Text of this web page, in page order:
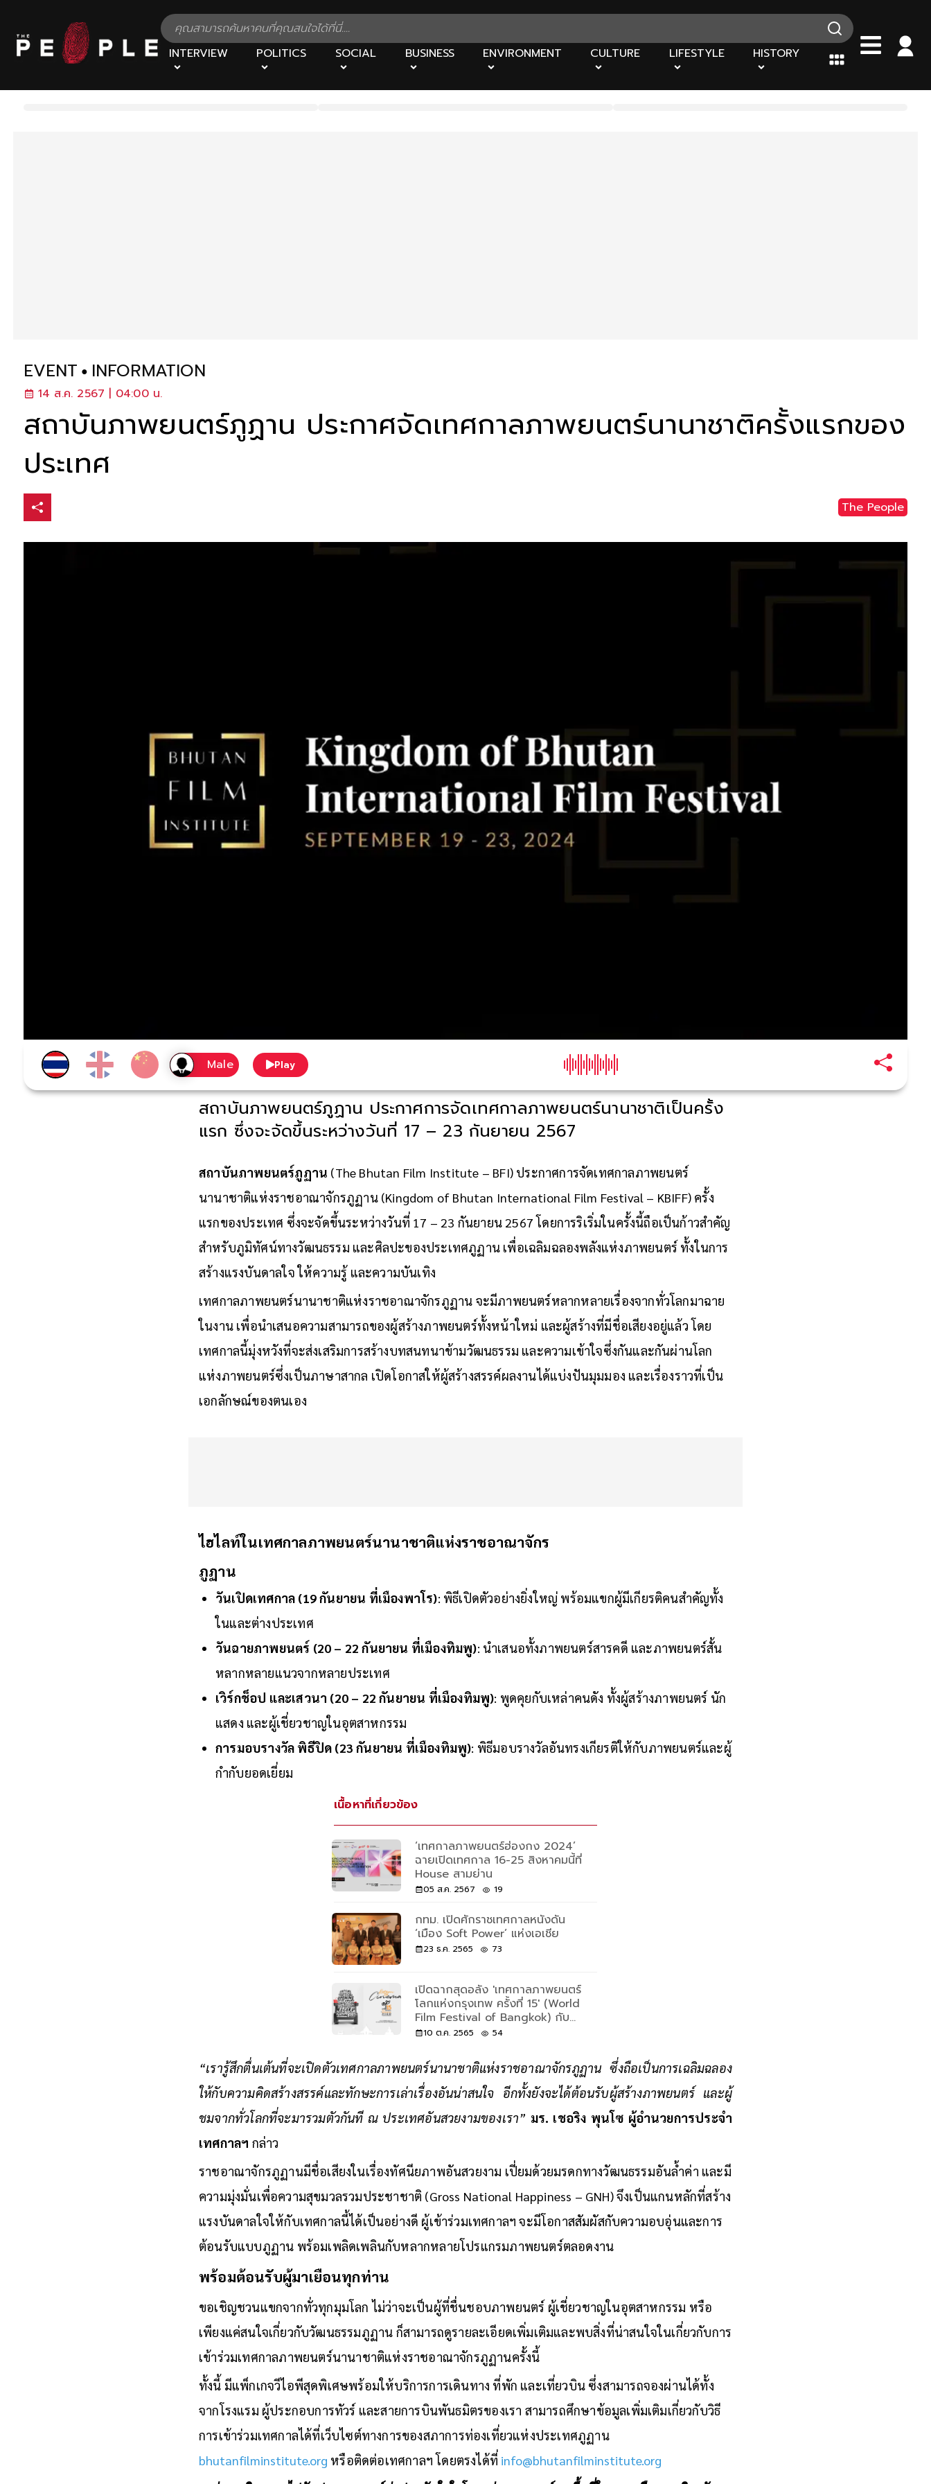
INTERVIEW POLITICS SOCIAL BUSINESS ENVIRONMENT CULTURE LIFESTYLE HISTORY
EVENT INFORMATION
14 ส.ค. 2567 | 04:00 น.
สถาบันภาพยนตร์ภูฏาน ประกาศจัดเทศกาลภาพยนตร์นานาชาติครั้งแรกของ
ประเทศ
The People
Play
สถาบันภาพยนตร์ภูฏาน ประกาศการจัดเทศกาลภาพยนตร์นานาชาติเป็นครั้ง
แรก ซึ่งจะจัดขึ้นระหว่างวันที่ 17 – 23 กันยายน 2567
สถาบันภาพยนตร์ภูฏาน (The Bhutan Film Institute – BFI) ประกาศการจัดเทศกาลภาพยนตร์
นานาชาติแห่งราชอาณาจักรภูฏาน (Kingdom of Bhutan International Film Festival – KBIFF) ครั้ง
แรกของประเทศ ซึ่งจะจัดขึ้นระหว่างวันที่ 17 – 23 กันยายน 2567 โดยการริเริ่มในครั้งนี้ถือเป็นก้าวสำคัญ
สำหรับภูมิทัศน์ทางวัฒนธรรม และศิลปะของประเทศภูฏาน เพื่อเฉลิมฉลองพลังแห่งภาพยนตร์ ทั้งในการ
สร้างแรงบันดาลใจ ให้ความรู้ และความบันเทิง
เทศกาลภาพยนตร์นานาชาติแห่งราชอาณาจักรภูฏาน จะมีภาพยนตร์หลากหลายเรื่องจากทั่วโลกมาฉาย
ในงาน เพื่อนำเสนอความสามารถของผู้สร้างภาพยนตร์ทั้งหน้าใหม่ และผู้สร้างที่มีชื่อเสียงอยู่แล้ว โดย
เทศกาลนี้มุ่งหวังที่จะส่งเสริมการสร้างบทสนทนาข้ามวัฒนธรรม และความเข้าใจซึ่งกันและกันผ่านโลก
แห่งภาพยนตร์ซึ่งเป็นภาษาสากล เปิดโอกาสให้ผู้สร้างสรรค์ผลงานได้แบ่งปันมุมมอง และเรื่องราวที่เป็น
เอกลักษณ์ของตนเอง
ไฮไลท์ในเทศกาลภาพยนตร์นานาชาติแห่งราชอาณาจักร
ภูฏาน
วันเปิดเทศกาล (19 กันยายน ที่เมืองพาโร): พิธีเปิดตัวอย่างยิ่งใหญ่ พร้อมแขกผู้มีเกียรติคนสำคัญทั้ง
ในและต่างประเทศ
วันฉายภาพยนตร์ (20 – 22 กันยายน ที่เมืองทิมพู): นำเสนอทั้งภาพยนตร์สารคดี และภาพยนตร์สั้น
หลากหลายแนวจากหลายประเทศ
เวิร์กช็อป และเสวนา (20 – 22 กันยายน ที่เมืองทิมพู): พูดคุยกับเหล่าคนดัง ทั้งผู้สร้างภาพยนตร์ นัก
แสดง และผู้เชี่ยวชาญในอุตสาหกรรม
การมอบรางวัล พิธีปิด (23 กันยายน ที่เมืองทิมพู): พิธีมอบรางวัลอันทรงเกียรติให้กับภาพยนตร์และผู้
กำกับยอดเยี่ยม
เนื้อหาที่เกี่ยวข้อง
‘เทศกาลภาพยนตร์ฮ่องกง 2024’
ฉายเปิดเทศกาล 16-25 สิงหาคมนี้ที่
House สามย่าน
05 ส.ค. 2567 19
กทม. เปิดศักราชเทศกาลหนังดัน
‘เมือง Soft Power’ แห่งเอเชีย
23 ธ.ค. 2565 73
เปิดฉากสุดอลัง 'เทศกาลภาพยนตร์
โลกแห่งกรุงเทพ ครั้งที่ 15' (World
Film Festival of Bangkok) กับ
หนังจาก 30 ประเทศ
10 ต.ค. 2565 54
“เรารู้สึกตื่นเต้นที่จะเปิดตัวเทศกาลภาพยนตร์นานาชาติแห่งราชอาณาจักรภูฏาน ซึ่งถือเป็นการเฉลิมฉลอง
ให้กับความคิดสร้างสรรค์และทักษะการเล่าเรื่องอันน่าสนใจ อีกทั้งยังจะได้ต้อนรับผู้สร้างภาพยนตร์ และผู้
ชมจากทั่วโลกที่จะมารวมตัวกันที ณ ประเทศอันสวยงามของเรา” มร. เชอริง พุนโซ ผู้อำนวยการประจำ
เทศกาลฯ กล่าว
ราชอาณาจักรภูฏานมีชื่อเสียงในเรื่องทัศนียภาพอันสวยงาม เปี่ยมด้วยมรดกทางวัฒนธรรมอันล้ำค่า และมี
ความมุ่งมั่นเพื่อความสุขมวลรวมประชาชาติ (Gross National Happiness – GNH) จึงเป็นแกนหลักที่สร้าง
แรงบันดาลใจให้กับเทศกาลนี้ได้เป็นอย่างดี ผู้เข้าร่วมเทศกาลฯ จะมีโอกาสสัมผัสกับความอบอุ่นและการ
ต้อนรับแบบภูฏาน พร้อมเพลิดเพลินกับหลากหลายโปรแกรมภาพยนตร์ตลอดงาน
พร้อมต้อนรับผู้มาเยือนทุกท่าน
ขอเชิญชวนแขกจากทั่วทุกมุมโลก ไม่ว่าจะเป็นผู้ที่ชื่นชอบภาพยนตร์ ผู้เชี่ยวชาญในอุตสาหกรรม หรือ
เพียงแค่สนใจเกี่ยวกับวัฒนธรรมภูฏาน ก็สามารถดูรายละเอียดเพิ่มเติมและพบสิ่งที่น่าสนใจในเกี่ยวกับการ
เข้าร่วมเทศกาลภาพยนตร์นานาชาติแห่งราชอาณาจักรภูฏานครั้งนี้
ทั้งนี้ มีแพ็กเกจวีไอพีสุดพิเศษพร้อมให้บริการการเดินทาง ที่พัก และเที่ยวบิน ซึ่งสามารถจองผ่านได้ทั้ง
จากโรงแรม ผู้ประกอบการทัวร์ และสายการบินพันธมิตรของเรา สามารถศึกษาข้อมูลเพิ่มเติมเกี่ยวกับวิธี
การเข้าร่วมเทศกาลได้ที่เว็บไซต์ทางการของสภาการท่องเที่ยวแห่งประเทศภูฏาน
bhutanfilminstitute.org หรือติดต่อเทศกาลฯ โดยตรงได้ที่ info@bhutanfilminstitute.org